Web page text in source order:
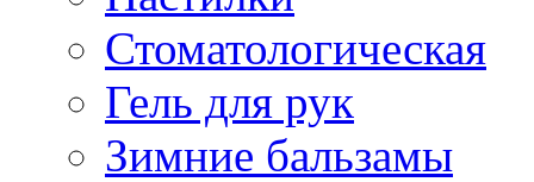
Стоматологическая
Гель для рук
Зимние бальзамы